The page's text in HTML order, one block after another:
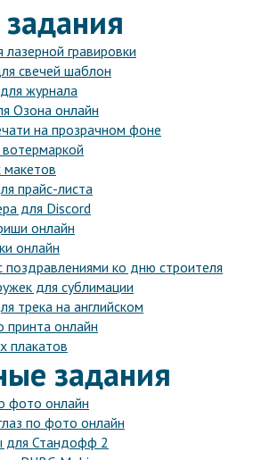
гравировки
свечей шаблон
журнала
Озона онлайн
на прозрачном фоне
прайс-листа
для Discord
онлайн
онлайн
поздравлениями ко дню строителя
для сублимации
трека на английском
принта онлайн
плакатов
задания
фото онлайн
по фото онлайн
для Стандофф 2